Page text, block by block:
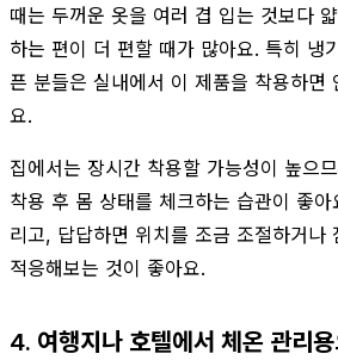
때는 두꺼운 옷을 여러 겹 입는 것보다
하는 편이 더 편할 때가 많아요. 특히 냉
픈 분들은 실내에서 이 제품을 착용하면
요.
집에서는 장시간 착용할 가능성이 높으
착용 후 몸 상태를 체크하는 습관이 좋
리고, 답답하면 위치를 조금 조절하거나
적응해보는 것이 좋아요.
4. 여행지나 호텔에서 체온 관리